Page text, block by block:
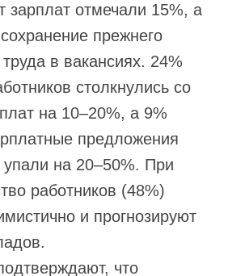
зарплат отмечали 15%, а
прежнего
в вакансиях. 24%
столкнулись со
на 10–20%, а 9%
предложения
упали на 20–50%. При
работников (48%)
и прогнозируют
что